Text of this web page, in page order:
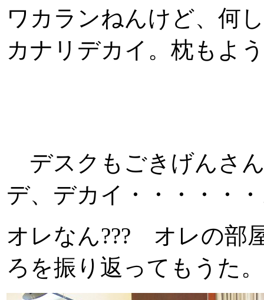
ワカランねんけど、何
カナリデカイ。枕もよ
デスクもごきげんさ
デ、デカイ・・・・・
オレなん??? オレの部
ろを振り返ってもうた